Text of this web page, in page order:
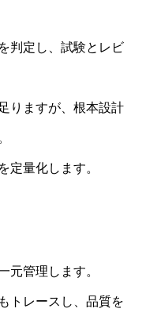
判定し、試験とレビ
りますが、根本設計
定量化します。
元管理します。
トレースし、品質を